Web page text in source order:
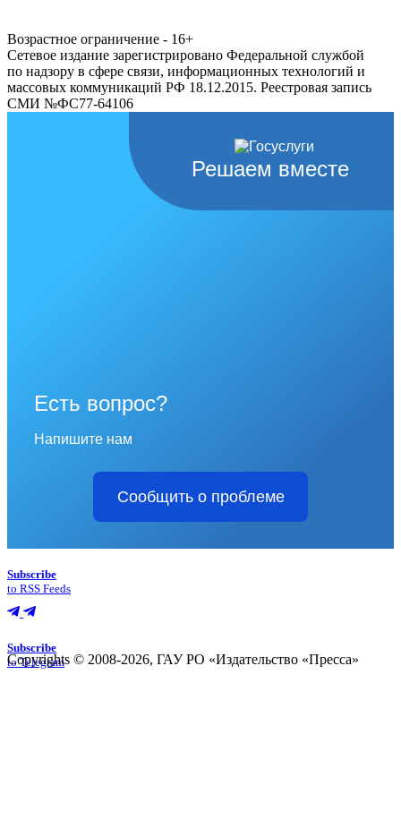
Возрастное ограничение - 16+
Сетевое издание зарегистрировано Федеральной службой
по надзору в сфере связи, информационных технологий и
массовых коммуникаций РФ 18.12.2015. Реестровая запись
СМИ №ФС77-64106
Решаем вместе
Есть вопрос?
Напишите нам
Сообщить о проблеме
Subscribe
to RSS Feeds
Subscribe
to Telegram
Copyrights © 2008-2026, ГАУ РО «Издательство «Пресса»